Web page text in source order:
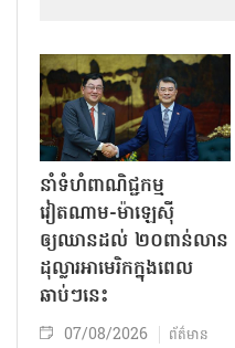
នាំទំហំពាណិជ្ជកម្ម
វៀតណាម-ម៉ាឡេស៊ី
ឲ្យឈានដល់ ២០ពាន់លាន
ដុល្លារអាមេរិកក្នុងពេល
ឆាប់ៗនេះ
07/08/2026 ព័ត៌មាន